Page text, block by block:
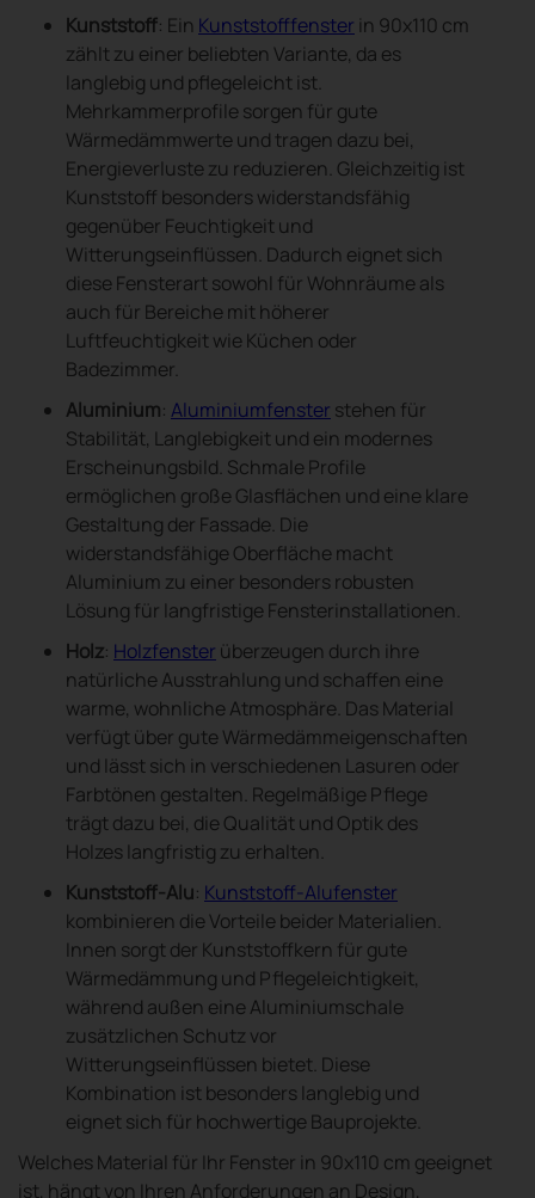
Kunststoff: Ein Kunststofffenster in 90x110 cm
zählt zu einer beliebten Variante, da es
langlebig und pflegeleicht ist.
Mehrkammerprofile sorgen für gute
Wärmedämmwerte und tragen dazu bei,
Energieverluste zu reduzieren. Gleichzeitig ist
Kunststoff besonders widerstandsfähig
gegenüber Feuchtigkeit und
Witterungseinflüssen. Dadurch eignet sich
diese Fensterart sowohl für Wohnräume als
auch für Bereiche mit höherer
Luftfeuchtigkeit wie Küchen oder
Badezimmer.
Aluminium: Aluminiumfenster stehen für
Stabilität, Langlebigkeit und ein modernes
Erscheinungsbild. Schmale Profile
ermöglichen große Glasflächen und eine klare
Gestaltung der Fassade. Die
widerstandsfähige Oberfläche macht
Aluminium zu einer besonders robusten
Lösung für langfristige Fensterinstallationen.
Holz: Holzfenster überzeugen durch ihre
natürliche Ausstrahlung und schaffen eine
warme, wohnliche Atmosphäre. Das Material
verfügt über gute Wärmedämmeigenschaften
und lässt sich in verschiedenen Lasuren oder
Farbtönen gestalten. Regelmäßige Pflege
trägt dazu bei, die Qualität und Optik des
Holzes langfristig zu erhalten.
Kunststoff-Alu: Kunststoff-Alufenster
kombinieren die Vorteile beider Materialien.
Innen sorgt der Kunststoffkern für gute
Wärmedämmung und Pflegeleichtigkeit,
während außen eine Aluminiumschale
zusätzlichen Schutz vor
Witterungseinflüssen bietet. Diese
Kombination ist besonders langlebig und
eignet sich für hochwertige Bauprojekte.
Welches Material für Ihr Fenster in 90x110 cm geeignet
ist, hängt von Ihren Anforderungen an Design,